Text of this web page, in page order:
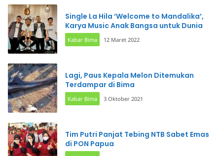
Single La Hila ‘Welcome to Mandalika’,
Karya Music Anak Bangsa untuk Dunia
Kabar Bima 12 Maret 2022
Lagi, Paus Kepala Melon Ditemukan
Terdampar di Bima
Kabar Bima 3 Oktober 2021
Tim Putri Panjat Tebing NTB Sabet Emas
di PON Papua